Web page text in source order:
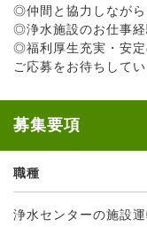
◎仲間と協力しなが
◎浄水施設のお仕事
◎福利厚生充実・安
ご応募をお待ちしてい
募集要項
職種
浄水センターの施設